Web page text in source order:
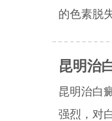
的色素脱
昆明治
昆明治白
强烈，对